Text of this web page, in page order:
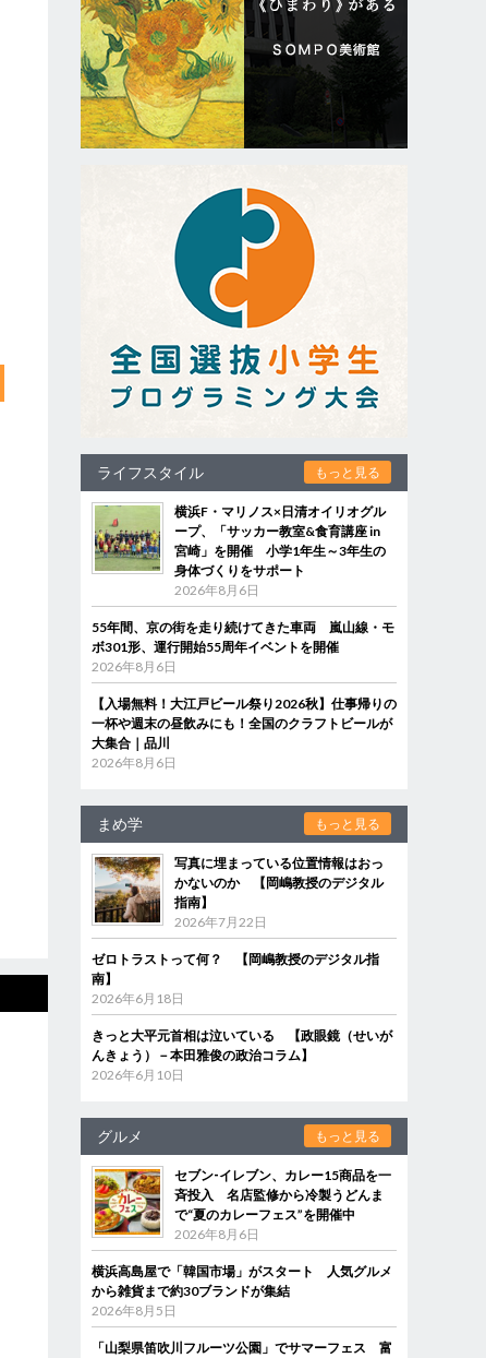
ライフスタイル もっと見る
横浜F・マリノス×日清オイリオグル
ープ、「サッカー教室&食育講座 in
宮崎」を開催 小学1年生～3年生の
身体づくりをサポート
2026年8月6日
55年間、京の街を走り続けてきた車両 嵐山線・モ
ボ301形、運行開始55周年イベントを開催
2026年8月6日
【入場無料！大江戸ビール祭り2026秋】仕事帰りの
一杯や週末の昼飲みにも！全国のクラフトビールが
大集合｜品川
2026年8月6日
まめ学 もっと見る
写真に埋まっている位置情報はおっ
かないのか 【岡嶋教授のデジタル
指南】
2026年7月22日
ゼロトラストって何？ 【岡嶋教授のデジタル指
南】
2026年6月18日
きっと大平元首相は泣いている 【政眼鏡（せいが
んきょう）－本田雅俊の政治コラム】
2026年6月10日
グルメ もっと見る
セブン‐イレブン、カレー15商品を一
斉投入 名店監修から冷製うどんま
で“夏のカレーフェス”を開催中
2026年8月6日
横浜高島屋で「韓国市場」がスタート 人気グルメ
から雑貨まで約30ブランドが集結
2026年8月5日
「山梨県笛吹川フルーツ公園」でサマーフェス 富